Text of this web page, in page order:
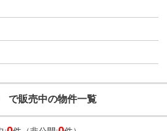
で販売中の物件一覧